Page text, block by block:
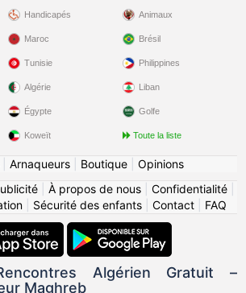
Handicapés Animaux
Maroc
Tunisie
Algérie
Égypte
Koweït
Brésil
Philippines
Liban
Golfe
Toute la liste
Arnaqueurs| Boutique| Opinions
À propos de nous Confidentialité
| Sécurité des enfants| Contact| FAQ
Algérien Gratuit –
Maghreb